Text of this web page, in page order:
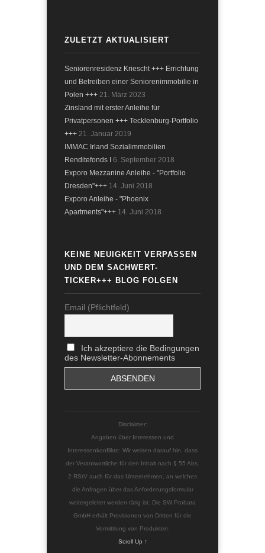
ZULETZT AKTUALISIERT
Seniorenresidenz Kriescht +++ Errichtung
und Betreiben einer Seniorenimmobilie in
Polen +++ 21. März 2023
Zinsland mit erster Anleihe für
Privatpersonen +++ Tecklenburg-Portfolio
+++ 21. Januar 2019
IMMAC Irland Sozialimmobilien
Renditefonds I 6. September 2018
Exporo Mezzanine Anleihe - "Portfolio
Dresden"+++ 14. Juni 2018
Exporo Anleihe - "Phoenix
Apartments"+++ 14. Juni 2018
KEINE NEUIGKEIT VERPASSEN
UND DEM SACHWERT-
TICKER+++ BLOG FOLGEN
Email (Pflichtfeld)
Ich akzeptiere die Bedingungen
des Newsletter-Abonnements
Disclaimer:
Angaben über Interessen und
Interessenkonflikte: Wir weisen darauf hin, dass
der Verantwortliche für den Inhalt nach § 55 Abs.
2 RStV auch für das Unternehmen, an welches
die Anfragen über das Anforderungsformular
weitergeleitet werden tätig ist. Die SW Probata
GmbH erhält Provisionen von Dritten für die
Vermittlung von Produkten.
Scroll Up ↑